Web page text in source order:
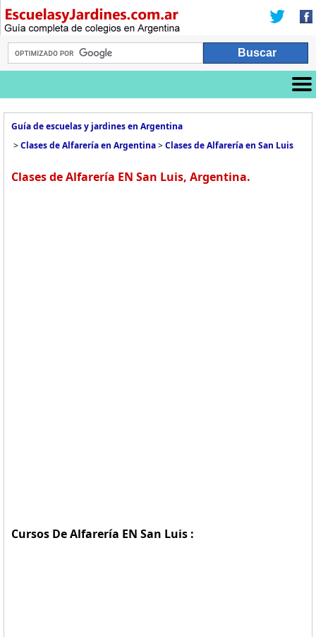
Guía de escuelas y jardines en Argentina
>Clases de Alfarería en Argentina>Clases de Alfarería en San Luis
Clases de Alfarería EN San Luis, Argentina.
Cursos De Alfarería EN San Luis :